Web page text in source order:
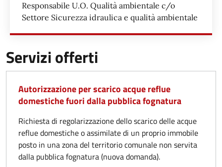
Responsabile U.O. Qualità ambientale c/o
Settore Sicurezza idraulica e qualità ambientale
Servizi offerti
Autorizzazione per scarico acque reflue
domestiche fuori dalla pubblica fognatura
Richiesta di regolarizzazione dello scarico delle acque
reflue domestiche o assimilate di un proprio immobile
posto in una zona del territorio comunale non servita
dalla pubblica fognatura (nuova domanda).